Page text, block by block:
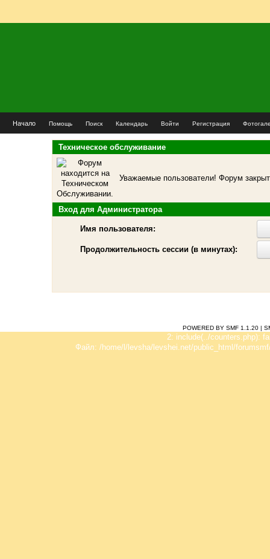
Начало Помощь Поиск Календарь Войти Регистрация
Техническое обслуживание
Уважаемые пользователи! Форум
Вход для Администратора
Имя пользователя:
Продолжительность сессии (в минутах):
POWERED BY SMF 1.1.20 |
2: include(../counters.php):
Файл: /home/l/levsha/levshei.net/public_html/